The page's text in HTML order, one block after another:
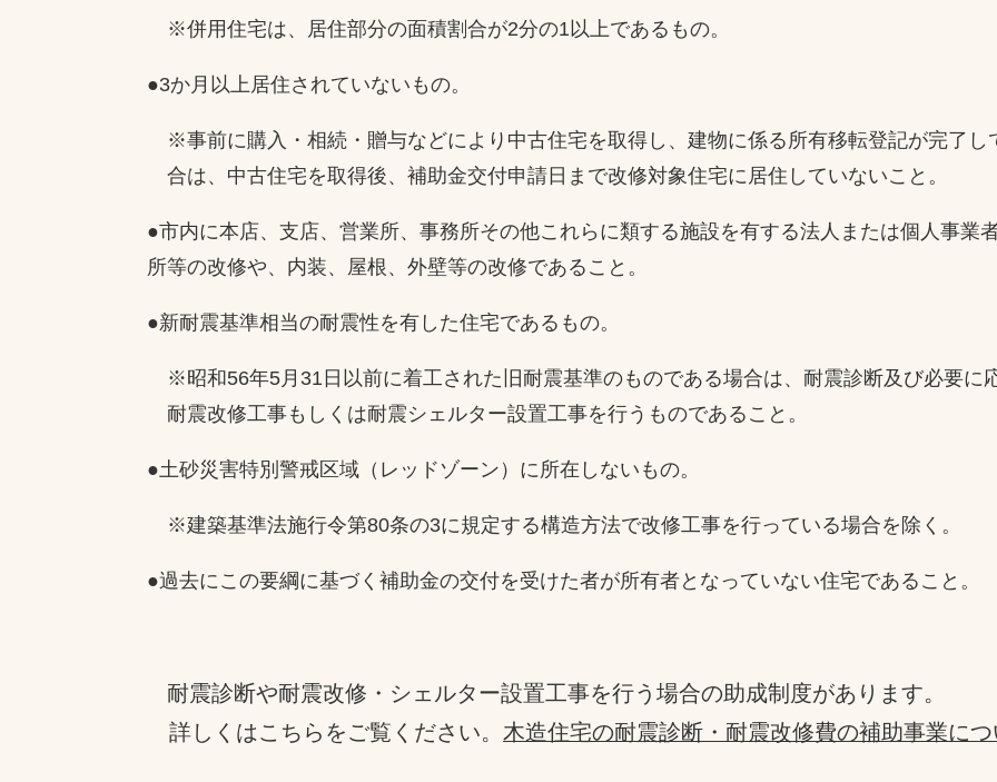
※併用住宅は、居住部分の面積割合が2分の1以上であるもの。
●3か月以上居住されていないもの。
※事前に購入・相続・贈与などにより中古住宅を取得し、建物に係る所有移転登記が完了し
合は、中古住宅を取得後、補助金交付申請日まで改修対象住宅に居住していないこと。
●市内に本店、支店、営業所、事務所その他これらに類する施設を有する法人または個人事業
所等の改修や、内装、屋根、外壁等の改修であること。
●新耐震基準相当の耐震性を有した住宅であるもの。
※昭和56年5月31日以前に着工された旧耐震基準のものである場合は、耐震診断及び必要に
耐震改修工事もしくは耐震シェルター設置工事を行うものであること。
●土砂災害特別警戒区域（レッドゾーン）に所在しないもの。
※建築基準法施行令第80条の3に規定する構造方法で改修工事を行っている場合を除く。
●過去にこの要綱に基づく補助金の交付を受けた者が所有者となっていない住宅であること。
耐震診断や耐震改修・シェルター設置工事を行う場合の助成制度があります。
詳しくはこちらをご覧ください。 木造住宅の耐震診断・耐震改修費の補助事業につ